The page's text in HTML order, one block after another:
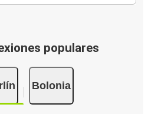
populares
Bolonia